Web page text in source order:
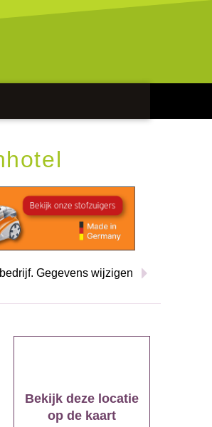
Gegevens wijzigen
Bekijk deze locatie
op de kaart